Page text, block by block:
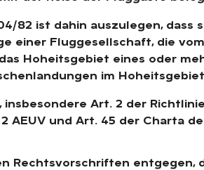
82 ist dahin auszulegen, dass
einer Fluggesellschaft, die
Hoheitsgebiet eines oder
im
insbesondere Art. 2 der
2 AEUV und Art. 45 der Charta
Rechtsvorschriften entgegen,